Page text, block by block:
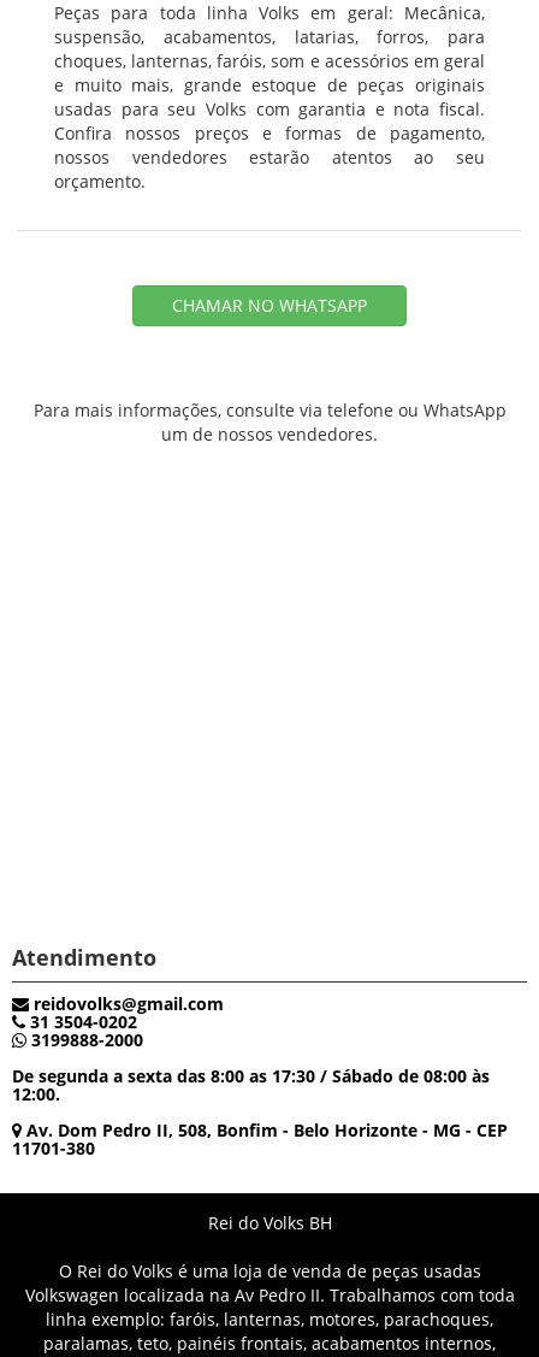
Peças para toda linha Volks em geral: Mecânica,
suspensão, acabamentos, latarias, forros, para
choques, lanternas, faróis, som e acessórios em geral
e muito mais, grande estoque de peças originais
usadas para seu Volks com garantia e nota fiscal.
Confira nossos preços e formas de pagamento,
nossos vendedores estarão atentos ao seu
orçamento.
CHAMAR NO WHATSAPP
Para mais informações, consulte via telefone ou WhatsApp
um de nossos vendedores.
Atendimento
reidovolks@gmail.com
31 3504-0202
3199888-2000
De segunda a sexta das 8:00 as 17:30 / Sábado de 08:00 às
12:00.
Av. Dom Pedro II, 508, Bonfim - Belo Horizonte - MG - CEP
11701-380
Rei do Volks BH
O Rei do Volks é uma loja de venda de peças usadas
Volkswagen localizada na Av Pedro II. Trabalhamos com toda
linha exemplo: faróis, lanternas, motores, parachoques,
paralamas, teto, painéis frontais, acabamentos internos,